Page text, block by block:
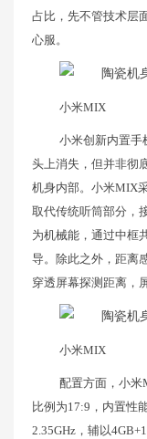
占比，先不管技术层
心服。
小米MIX
小米创新内置手
头上消失，但并非彻
机身内部。小米MIX
取代传统听筒部分，
为机械能，通过中框
导。除此之外，距离
穿透屏幕探测距离，
小米MIX
配置方面，小米
比例为17:9，内置性
2.35GHz，辅以